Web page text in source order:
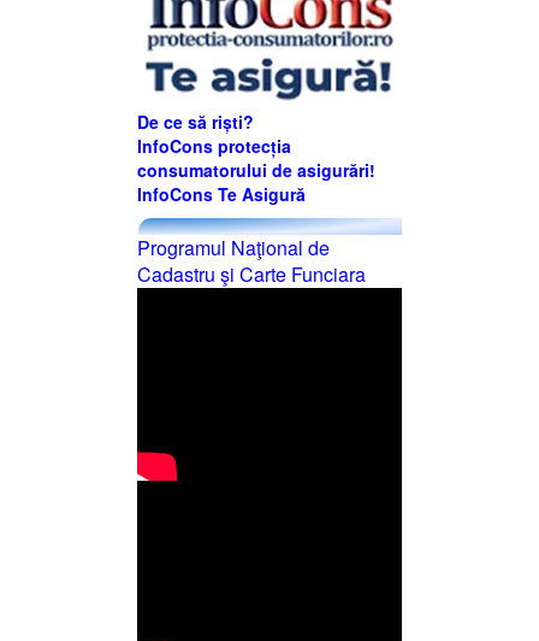
De ce să riști?
InfoCons protecția
consumatorului de asigurări!
InfoCons Te Asigură
Programul Naţional de
Cadastru şi Carte Funciara